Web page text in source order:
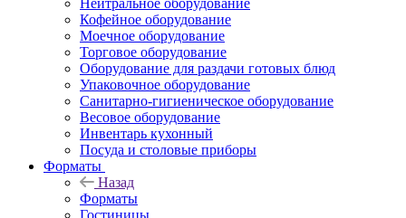
Нейтральное оборудование
Кофейное оборудование
Моечное оборудование
Торговое оборудование
Оборудование для раздачи готовых блюд
Упаковочное оборудование
Санитарно-гигиеническое оборудование
Весовое оборудование
Инвентарь кухонный
Посуда и столовые приборы
Форматы
Назад
Форматы
Гостиницы